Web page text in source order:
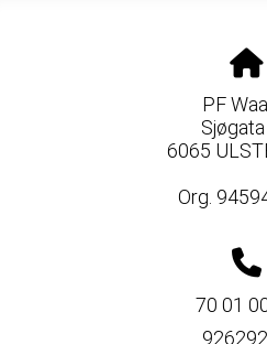
PF
6065
Org.
70 01